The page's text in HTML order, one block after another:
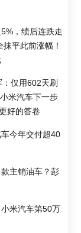
，绩后连跌走
平此前涨幅！
仅用602天刷
米汽车下一步
好的答卷
今年交付超40
主销油车？彭
米汽车第50万